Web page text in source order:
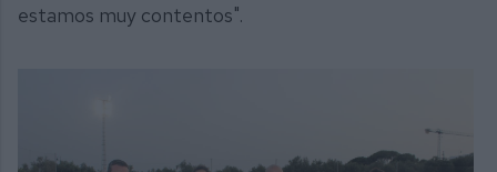
estamos muy contentos".